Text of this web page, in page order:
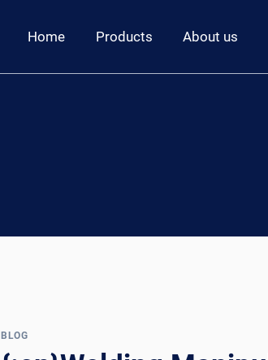
Home Products About us
BLOG